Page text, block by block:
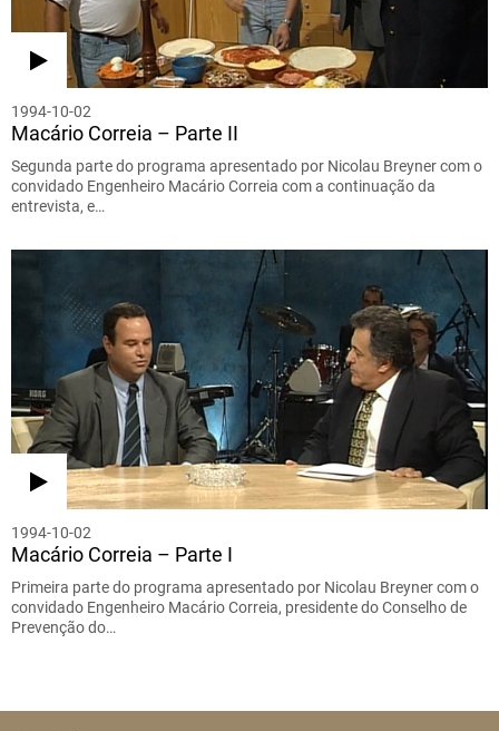
1994-10-02
Macário Correia – Parte II
Segunda parte do programa apresentado por Nicolau Breyner com o
convidado Engenheiro Macário Correia com a continuação da
entrevista, e…
1994-10-02
Macário Correia – Parte I
Primeira parte do programa apresentado por Nicolau Breyner com o
convidado Engenheiro Macário Correia, presidente do Conselho de
Prevenção do…